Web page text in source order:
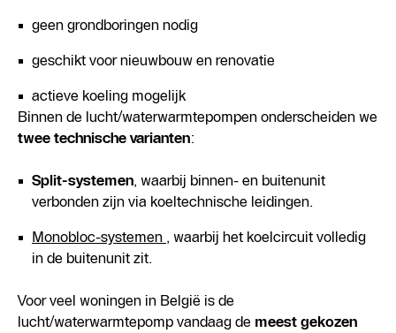
geen grondboringen nodig
geschikt voor nieuwbouw en renovatie
actieve koeling mogelijk
Binnen de lucht/waterwarmtepompen onderscheiden we
twee technische varianten:
Split-systemen, waarbij binnen- en buitenunit
verbonden zijn via koeltechnische leidingen.
Monobloc-systemen , waarbij het koelcircuit volledig
in de buitenunit zit.
Voor veel woningen in België is de
lucht/waterwarmtepomp vandaag de meest gekozen